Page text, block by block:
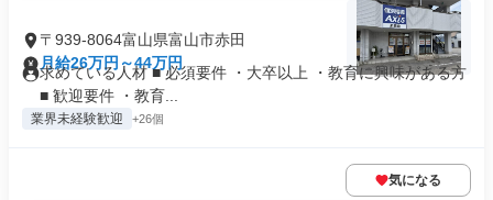
〒939-8064富山県富山市赤田
月給26万円～44万円
求めている人材 ■ 必須要件 ・大卒以上 ・教育に興味がある方
■ 歓迎要件 ・教育...
業界未経験歓迎 +26個
気になる